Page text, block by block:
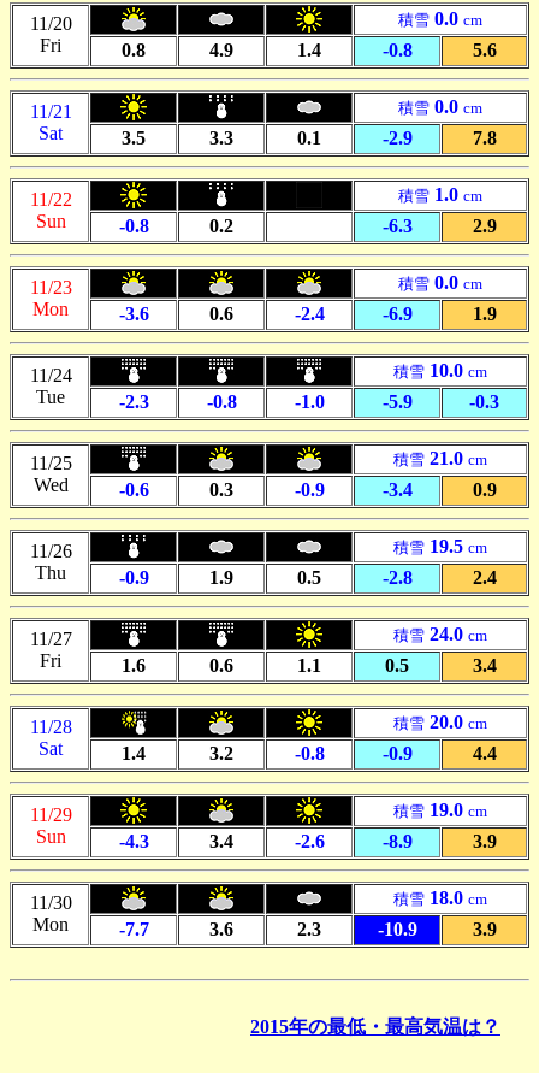
11/20
Fri
積雪 0.0 cm
0.8 4.9 1.4 -0.8 5.6
11/21
Sat
積雪 0.0 cm
3.5 3.3 0.1 -2.9 7.8
11/22
Sun
積雪 1.0 cm
-0.8 0.2 -6.3 2.9
11/23
Mon
積雪 0.0 cm
-3.6 0.6 -2.4 -6.9 1.9
11/24
Tue
積雪 10.0 cm
-2.3 -0.8 -1.0 -5.9 -0.3
11/25
Wed
積雪 21.0 cm
-0.6 0.3 -0.9 -3.4 0.9
11/26
Thu
積雪 19.5 cm
-0.9 1.9 0.5 -2.8 2.4
11/27
Fri
積雪 24.0 cm
1.6 0.6 1.1 0.5 3.4
11/28
Sat
積雪 20.0 cm
1.4 3.2 -0.8 -0.9 4.4
11/29
Sun
積雪 19.0 cm
-4.3 3.4 -2.6 -8.9 3.9
11/30
Mon
積雪 18.0 cm
-7.7 3.6 2.3 -10.9 3.9
2015年の最低・最高気温は？